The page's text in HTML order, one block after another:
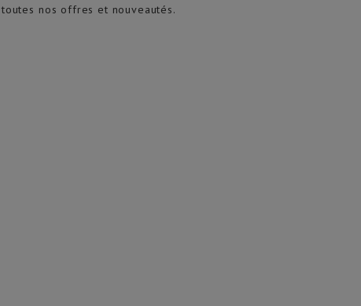
toutes nos offres et nouveautés.